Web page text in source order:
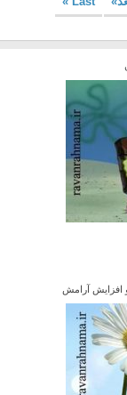
افزایش آرامش